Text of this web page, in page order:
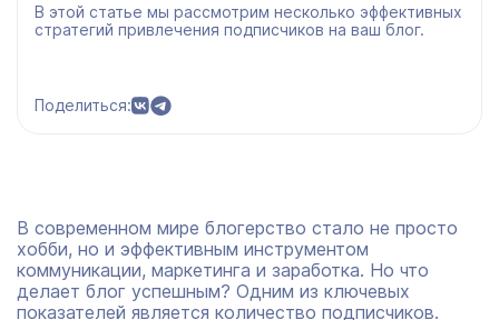
В этой статье мы рассмотрим несколько эффективных
стратегий привлечения подписчиков на ваш блог.
Поделиться:
В современном мире блогерство стало не просто
хобби, но и эффективным инструментом
коммуникации, маркетинга и заработка. Но что
делает блог успешным? Одним из ключевых
показателей является количество подписчиков.